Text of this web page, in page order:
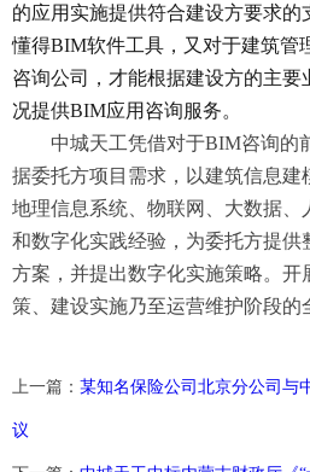
的应用实施提供符合建设方要求
懂得BIM软件工具，又对于建筑管
咨询公司，才能根据建设方的主
况提供BIM应用咨询服务。
中城天工凭借对于BIM咨询的
据委托方项目需求，以建筑信息建
地理信息系统、物联网、大数据、
和数字化实践经验，为委托方提供
方案，并提出数字化实施策略。
策、建设实施乃至运营维护阶段的
上一篇： 某知名保险公司北京分公司与
议